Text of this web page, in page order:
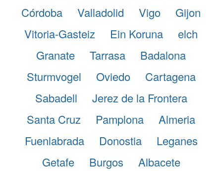
Córdoba
Valladolid Vigo
Gijon
Vitoria-Gasteiz
Ein Koruna
elch
Granate
Tarrasa
Badalona
Sturmvogel
Oviedo
Cartagena
Sabadell
Jerez de la Frontera
Santa Cruz
Pamplona
Almeria
Fuenlabrada
Donostia
Leganes
Getafe
Burgos
Albacete